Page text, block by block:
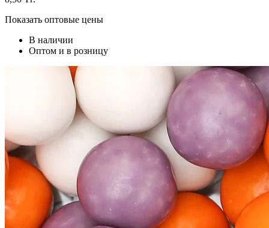
Показать оптовые цены
В наличии
Оптом и в розницу